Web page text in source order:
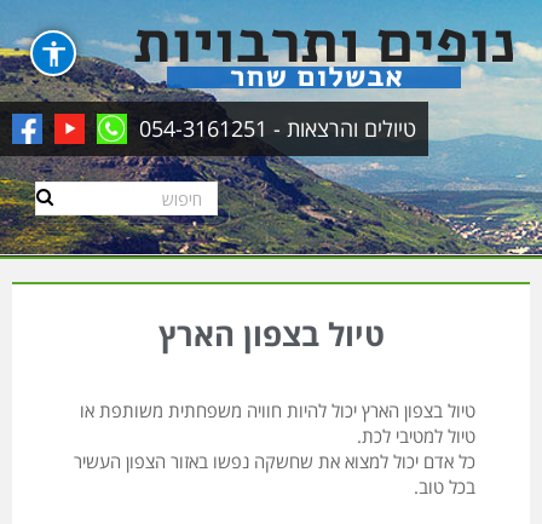
טיולים והרצאות - 054-3161251
טיול בצפון הארץ
טיול בצפון הארץ יכול להיות חוויה משפחתית משותפת או
טיול למטיבי לכת.
כל אדם יכול למצוא את שחשקה נפשו באזור הצפון העשיר
בכל טוב.